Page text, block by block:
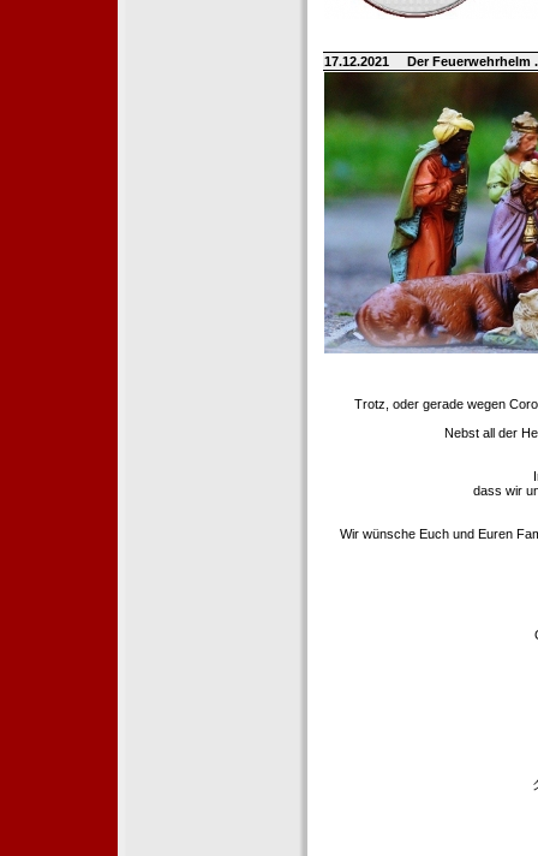
17.12.2021 Der
Trotz, oder gerade wegen
Nebst all der
dass wir
Wir wünsche Euch und Euren